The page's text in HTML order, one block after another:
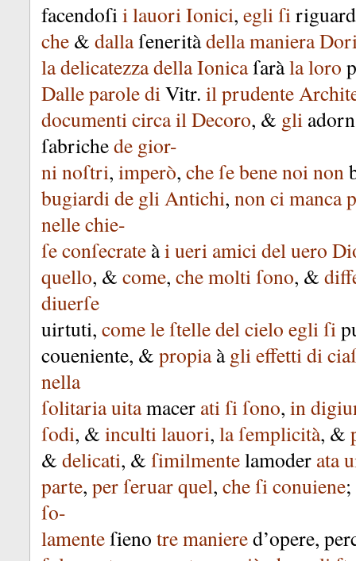
facendoſiilauoriIonici, egliſi
che & dallaſeneritàdellamaniera
ladelicatezzadellaIonicaſaràlaloro
DalleparolediVitr. ilprudente
documenticircailDecoro, & gli
ſabrichede gior-
ninoſtri, imperò, cheſebenenoinon
bugiardide gliAntichi, noncimanca
nellechie-
ſeconſecrate àiueri amicideluero
quello, & come, chemoltiſono, &
diuerſe
uirtuti, comeleſtelledelcielo egliſi
coueniente, & propia à glieffettidi
nella
ſolitariauitamacer atiſiſono, in
ſodi, & incultilauori, laſemplicità, &
& delicati, & ſimilmentelamoder ata
parte, perſeruarquel, cheſiconuiene;
ſo-
lamenteſieno tremaniered’opere,